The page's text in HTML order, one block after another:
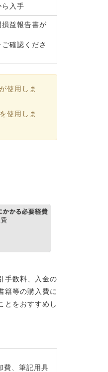
入手
益報告書が
ご確認くださ
使用しま
使用しま
手数料、入金の
籍等の購入費に
とをおすすめし
費、筆記用具